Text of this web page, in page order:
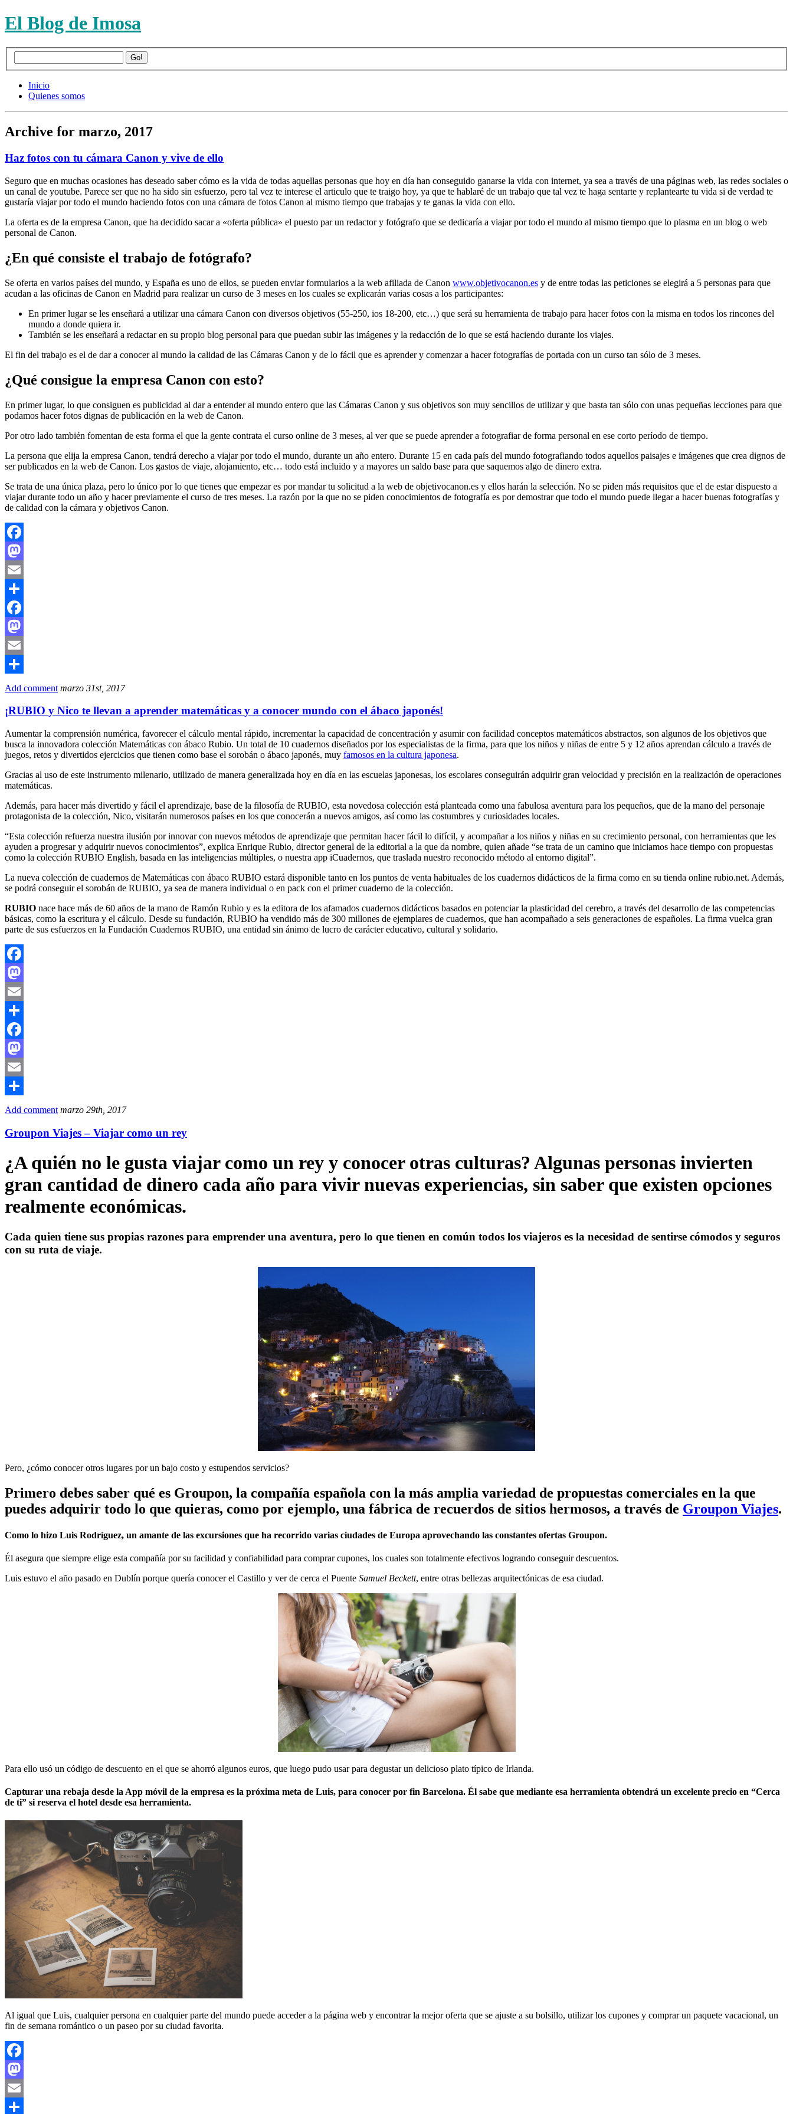
El Blog de Imosa
Inicio
Quienes somos
Archive for marzo, 2017
Haz fotos con tu cámara Canon y vive de ello
Seguro que en muchas ocasiones has deseado saber cómo es la vida de todas aquellas personas que hoy en día han conseguido ganarse la vida con internet, ya sea a través de una páginas web, las redes sociales o
un canal de youtube. Parece ser que no ha sido sin esfuerzo, pero tal vez te interese el articulo que te traigo hoy, ya que te hablaré de un trabajo que tal vez te haga sentarte y replantearte tu vida si de verdad te
gustaría viajar por todo el mundo haciendo fotos con una cámara de fotos Canon al mismo tiempo que trabajas y te ganas la vida con ello.
La oferta es de la empresa Canon, que ha decidido sacar a «oferta pública» el puesto par un redactor y fotógrafo que se dedicaría a viajar por todo el mundo al mismo tiempo que lo plasma en un blog o web
personal de Canon.
¿En qué consiste el trabajo de fotógrafo?
Se oferta en varios países del mundo, y España es uno de ellos, se pueden enviar formularios a la web afiliada de Canon www.objetivocanon.es y de entre todas las peticiones se elegirá a 5 personas para que
acudan a las oficinas de Canon en Madrid para realizar un curso de 3 meses en los cuales se explicarán varias cosas a los participantes:
En primer lugar se les enseñará a utilizar una cámara Canon con diversos objetivos (55-250, ios 18-200, etc…) que será su herramienta de trabajo para hacer fotos con la misma en todos los rincones del
mundo a donde quiera ir.
También se les enseñará a redactar en su propio blog personal para que puedan subir las imágenes y la redacción de lo que se está haciendo durante los viajes.
El fin del trabajo es el de dar a conocer al mundo la calidad de las Cámaras Canon y de lo fácil que es aprender y comenzar a hacer fotografías de portada con un curso tan sólo de 3 meses.
¿Qué consigue la empresa Canon con esto?
En primer lugar, lo que consiguen es publicidad al dar a entender al mundo entero que las Cámaras Canon y sus objetivos son muy sencillos de utilizar y que basta tan sólo con unas pequeñas lecciones para que
podamos hacer fotos dignas de publicación en la web de Canon.
Por otro lado también fomentan de esta forma el que la gente contrata el curso online de 3 meses, al ver que se puede aprender a fotografiar de forma personal en ese corto período de tiempo.
La persona que elija la empresa Canon, tendrá derecho a viajar por todo el mundo, durante un año entero. Durante 15 en cada país del mundo fotografiando todos aquellos paisajes e imágenes que crea dignos de
ser publicados en la web de Canon. Los gastos de viaje, alojamiento, etc… todo está incluido y a mayores un saldo base para que saquemos algo de dinero extra.
Se trata de una única plaza, pero lo único por lo que tienes que empezar es por mandar tu solicitud a la web de objetivocanon.es y ellos harán la selección. No se piden más requisitos que el de estar dispuesto a
viajar durante todo un año y hacer previamente el curso de tres meses. La razón por la que no se piden conocimientos de fotografía es por demostrar que todo el mundo puede llegar a hacer buenas fotografías y
de calidad con la cámara y objetivos Canon.
Facebook
Mastodon
Email
Compartir
Facebook
Mastodon
Email
Compartir
Add comment marzo 31st, 2017
¡RUBIO y Nico te llevan a aprender matemáticas y a conocer mundo con el ábaco japonés!
Aumentar la comprensión numérica, favorecer el cálculo mental rápido, incrementar la capacidad de concentración y asumir con facilidad conceptos matemáticos abstractos, son algunos de los objetivos que
busca la innovadora colección Matemáticas con ábaco Rubio. Un total de 10 cuadernos diseñados por los especialistas de la firma, para que los niños y niñas de entre 5 y 12 años aprendan cálculo a través de
juegos, retos y divertidos ejercicios que tienen como base el sorobán o ábaco japonés, muy famosos en la cultura japonesa.
Gracias al uso de este instrumento milenario, utilizado de manera generalizada hoy en día en las escuelas japonesas, los escolares conseguirán adquirir gran velocidad y precisión en la realización de operaciones
matemáticas.
Además, para hacer más divertido y fácil el aprendizaje, base de la filosofía de RUBIO, esta novedosa colección está planteada como una fabulosa aventura para los pequeños, que de la mano del personaje
protagonista de la colección, Nico, visitarán numerosos países en los que conocerán a nuevos amigos, así como las costumbres y curiosidades locales.
“Esta colección refuerza nuestra ilusión por innovar con nuevos métodos de aprendizaje que permitan hacer fácil lo difícil, y acompañar a los niños y niñas en su crecimiento personal, con herramientas que les
ayuden a progresar y adquirir nuevos conocimientos”, explica Enrique Rubio, director general de la editorial a la que da nombre, quien añade “se trata de un camino que iniciamos hace tiempo con propuestas
como la colección RUBIO English, basada en las inteligencias múltiples, o nuestra app iCuadernos, que traslada nuestro reconocido método al entorno digital”.
La nueva colección de cuadernos de Matemáticas con ábaco RUBIO estará disponible tanto en los puntos de venta habituales de los cuadernos didácticos de la firma como en su tienda online rubio.net. Además,
se podrá conseguir el sorobán de RUBIO, ya sea de manera individual o en pack con el primer cuaderno de la colección.
RUBIO nace hace más de 60 años de la mano de Ramón Rubio y es la editora de los afamados cuadernos didácticos basados en potenciar la plasticidad del cerebro, a través del desarrollo de las competencias
básicas, como la escritura y el cálculo. Desde su fundación, RUBIO ha vendido más de 300 millones de ejemplares de cuadernos, que han acompañado a seis generaciones de españoles. La firma vuelca gran
parte de sus esfuerzos en la Fundación Cuadernos RUBIO, una entidad sin ánimo de lucro de carácter educativo, cultural y solidario.
Facebook
Mastodon
Email
Compartir
Facebook
Mastodon
Email
Compartir
Add comment marzo 29th, 2017
Groupon Viajes – Viajar como un rey
¿A quién no le gusta viajar como un rey y conocer otras culturas? Algunas personas invierten
gran cantidad de dinero cada año para vivir nuevas experiencias, sin saber que existen opciones
realmente económicas.
Cada quien tiene sus propias razones para emprender una aventura, pero lo que tienen en común todos los viajeros es la necesidad de sentirse cómodos y seguros
con su ruta de viaje.
Pero, ¿cómo conocer otros lugares por un bajo costo y estupendos servicios?
Primero debes saber qué es Groupon, la compañía española con la más amplia variedad de propuestas comerciales en la que
puedes adquirir todo lo que quieras, como por ejemplo, una fábrica de recuerdos de sitios hermosos, a través de Groupon Viajes.
Como lo hizo Luis Rodríguez, un amante de las excursiones que ha recorrido varias ciudades de Europa aprovechando las constantes ofertas Groupon.
Él asegura que siempre elige esta compañía por su facilidad y confiabilidad para comprar cupones, los cuales son totalmente efectivos logrando conseguir descuentos.
Luis estuvo el año pasado en Dublín porque quería conocer el Castillo y ver de cerca el Puente Samuel Beckett, entre otras bellezas arquitectónicas de esa ciudad.
Para ello usó un código de descuento en el que se ahorró algunos euros, que luego pudo usar para degustar un delicioso plato típico de Irlanda.
Capturar una rebaja desde la App móvil de la empresa es la próxima meta de Luis, para conocer por fin Barcelona. Él sabe que mediante esa herramienta obtendrá un excelente precio en “Cerca
de ti” si reserva el hotel desde esa herramienta.
Al igual que Luis, cualquier persona en cualquier parte del mundo puede acceder a la página web y encontrar la mejor oferta que se ajuste a su bolsillo, utilizar los cupones y comprar un paquete vacacional, un
fin de semana romántico o un paseo por su ciudad favorita.
Facebook
Mastodon
Email